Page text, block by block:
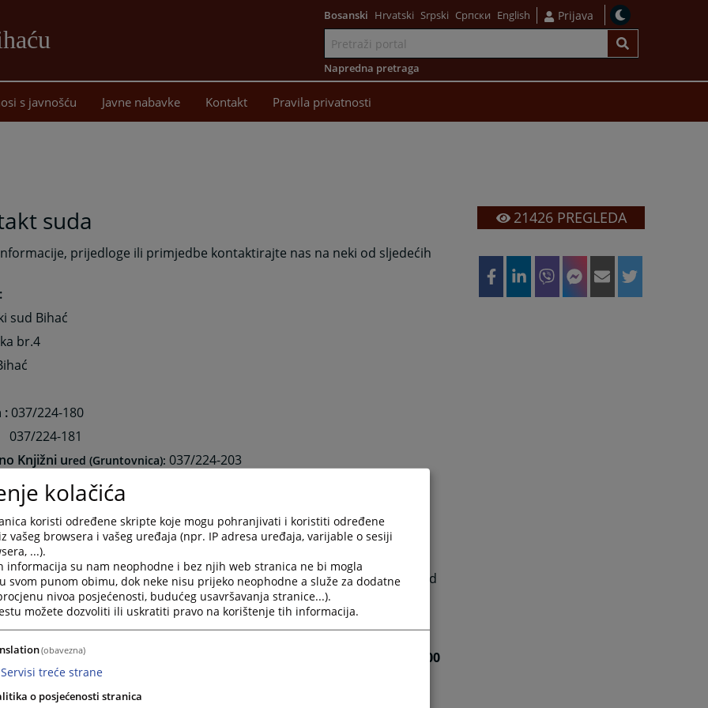
sadržaj
Bosanski Hrvatski Srpski Српски English Prijava
Napredna pretraga
s javnošću Javne nabavke Kontakt Pravila privatnosti
suda
prijedloge ili primjedbe kontaktirajte nas na neki od sljedećih
sud Bihać
br.4
:037/224-180
037/224-181
Knjižni ured (Gruntovnica): 037/224-203
pravnih lica:037/228-583, 037-228-584
- SOKOP:037/228-635
u Općinskog sudu Bihaću je od 07:00 do 15:30 sati,Pauza je od
10:30 sati.
odnosno prijemna kancelarija, Općinskog suda u Bihaću i prijemna
sudskog registra
kancelarija Općinskog suda u Bihaću sa strankama radi
od 08:00
sati
21426PREGLEDA
kolačića
koristi određene skripte koje mogu pohranjivati i koristiti određene
vašeg browsera i vašeg uređaja (npr. IP adresa uređaja, varijable o sesiji
...).
informacija su nam neophodne i bez njih web stranica ne bi mogla
svom punom obimu, dok neke nisu prijeko neophodne a služe za dodatne
nivoa posjećenosti, budućeg usavršavanja stranice...).
možete dozvoliti ili uskratiti pravo na korištenje tih informacija.
(obavezna)
Servisi treće strane
o posjećenosti stranica